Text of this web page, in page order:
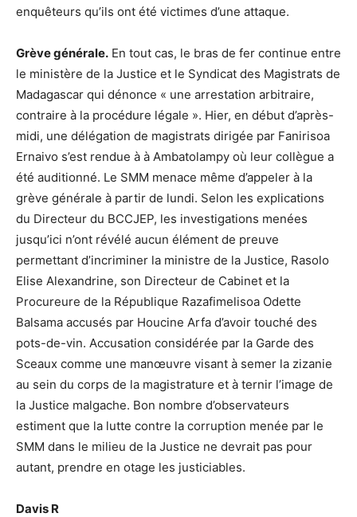
enquêteurs qu’ils ont été victimes d’une attaque.
Grève générale. En tout cas, le bras de fer continue entre
le ministère de la Justice et le Syndicat des Magistrats de
Madagascar qui dénonce « une arrestation arbitraire,
contraire à la procédure légale ». Hier, en début d’après-
midi, une délégation de magistrats dirigée par Fanirisoa
Ernaivo s’est rendue à à Ambatolampy où leur collègue a
été auditionné. Le SMM menace même d’appeler à la
grève générale à partir de lundi. Selon les explications
du Directeur du BCCJEP, les investigations menées
jusqu’ici n’ont révélé aucun élément de preuve
permettant d’incriminer la ministre de la Justice, Rasolo
Elise Alexandrine, son Directeur de Cabinet et la
Procureure de la République Razafimelisoa Odette
Balsama accusés par Houcine Arfa d’avoir touché des
pots-de-vin. Accusation considérée par la Garde des
Sceaux comme une manœuvre visant à semer la zizanie
au sein du corps de la magistrature et à ternir l’image de
la Justice malgache. Bon nombre d’observateurs
estiment que la lutte contre la corruption menée par le
SMM dans le milieu de la Justice ne devrait pas pour
autant, prendre en otage les justiciables.
Davis R